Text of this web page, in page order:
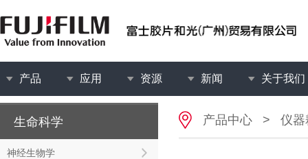
产品 应用 资源 新闻 关于我们
生命科学
神经生物学
产品中心 > 仪器